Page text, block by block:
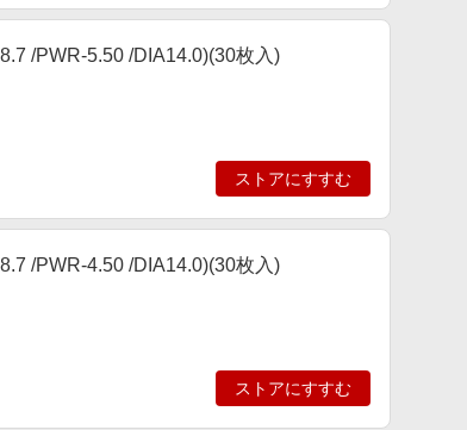
/PWR-5.50 /DIA14.0)(30枚入)
ストアにすすむ
/PWR-4.50 /DIA14.0)(30枚入)
ストアにすすむ